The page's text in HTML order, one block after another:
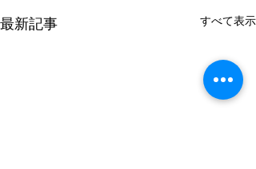
最新記事 すべて表示